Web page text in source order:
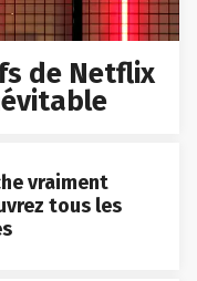
de Netflix
vraiment
tous les